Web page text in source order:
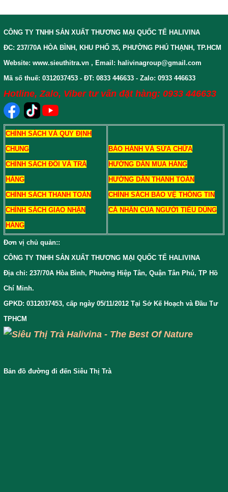
CÔNG TY TNHH SẢN XUẤT THƯƠNG MẠI QUỐC TẾ HALIVINA
ĐC: 237/70A HÒA BÌNH, KHU PHỐ 35, PHƯỜNG PHÚ THẠNH, TP.HCM
Website: www.sieuthitra.vn , Email: halivinagroup@gmail.com
Mã số thuế: 0312037453 - ĐT: 0833 446633 - Zalo: 0933 446633
Hotline, Zalo, Viber tư vấn đặt hàng: 0933 446633
CHÍNH SÁCH VÀ QUY ĐỊNH
CHUNG
CHÍNH SÁCH ĐỔI VÀ TRẢ
HÀNG
CHÍNH SÁCH THANH TOÁN
CHÍNH SÁCH GIAO NHẬN
HÀNG
BẢO HÀNH VÀ SỬA CHỮA
HƯỚNG DẪN MUA HÀNG
HƯỚNG DẪN THANH TOÁN
CHÍNH SÁCH BẢO VỆ THÔNG TIN
CÁ NHÂN CỦA NGƯỜI TIÊU DÙNG
Đơn vị chủ quản::
CÔNG TY TNHH SẢN XUẤT THƯƠNG MẠI QUỐC TẾ HALIVINA
Địa chỉ: 237/70A Hòa Bình, Phường Hiệp Tân, Quận Tân Phú, TP Hồ
Chí Minh.
GPKD: 0312037453, cấp ngày 05/11/2012 Tại Sở Kế Hoạch và Đầu Tư
TPHCM
Bản đồ đường đi đến Siêu Thị Trà